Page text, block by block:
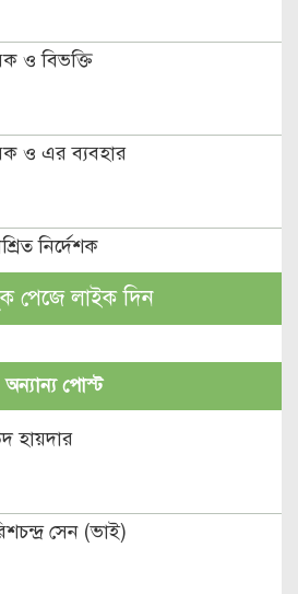
ও বিভক্তি
ও এর ব্যবহার
নির্দেশক
শব্দের শেষে প্রত্যয় যোগে লিঙ্গ
স্ত্রীবাচক শব্দ যোগে লিঙ্গ
উদাহরণ
পেজে লাইক দিন
অন্যান্য পোস্ট
হায়দার
সেন (ভাই)